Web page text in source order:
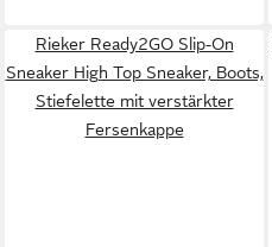
Rieker Ready2GO Slip-On
Sneaker High Top Sneaker, Boots,
Stiefelette mit verstärkter
Fersenkappe